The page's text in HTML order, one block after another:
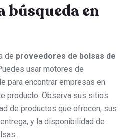
búsqueda en
de proveedores de bolsas de
usar motores de
para encontrar empresas en
producto. Observa sus sitios
de productos que ofrecen, sus
y la disponibilidad de